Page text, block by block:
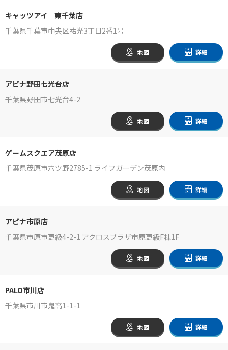
キャッツアイ 東千葉店
千葉県千葉市中央区祐光3丁目2番1号
地図 詳細
アピナ野田七光台店
千葉県野田市七光台4-2
地図 詳細
ゲームスクエア茂原店
千葉県茂原市六ツ野2785-1 ライフガーデン茂原内
地図 詳細
アピナ市原店
千葉県市原市更級4-2-1 アクロスプラザ市原更級F棟1F
地図 詳細
PALO市川店
千葉県市川市鬼高1-1-1
地図 詳細